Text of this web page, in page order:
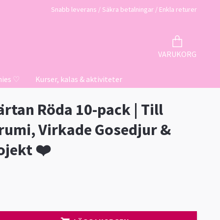
Snabb leverans / Säkra betalningar / Enkla returer
VARUKORG
♡ Kurser, kalas & aktiviteter
Röda 10-pack | Till
Virkade Gosedjur &
❤️